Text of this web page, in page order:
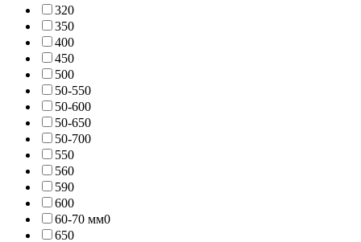
320
350
400
450
500
50-550
50-600
50-650
50-700
550
560
590
600
60-70 мм0
650